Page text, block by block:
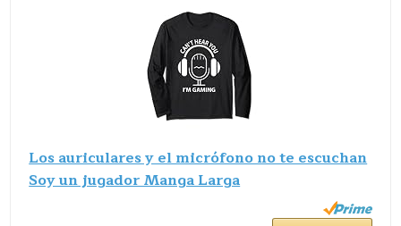
Los auriculares y el micrófono no te escuchan
Soy un jugador Manga Larga